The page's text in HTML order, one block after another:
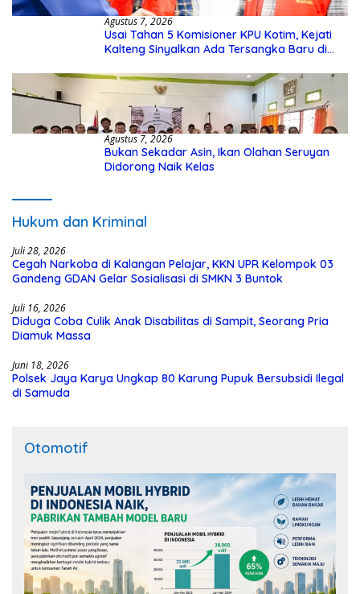
Agustus 7, 2026
Usai Tahan 5 Komisioner KPU Kotim, Kejati
Kalteng Sinyalkan Ada Tersangka Baru di
Agustus 7, 2026
Bukan Sekadar Asin, Ikan Olahan Seruyan
Didorong Naik Kelas
Hukum dan Kriminal
Juli 28, 2026
Cegah Narkoba di Kalangan Pelajar, KKN UPR Kelompok 03
Gandeng GDAN Gelar Sosialisasi di SMKN 3 Buntok
Juli 16, 2026
Diduga Coba Culik Anak Disabilitas di Sampit, Seorang Pria
Diamuk Massa
Juni 18, 2026
Polsek Jaya Karya Ungkap 80 Karung Pupuk Bersubsidi Ilegal
di Samuda
Otomotif